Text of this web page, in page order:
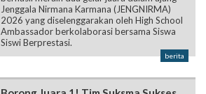
Jenggala Nirmana Karmana (JENGNIRMA)
2026 yang diselenggarakan oleh High School
Ambassador berkolaborasi bersama Siswa
Siswi Berprestasi.
berita